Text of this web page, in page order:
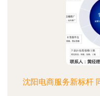
沈阳电商服务新标杆